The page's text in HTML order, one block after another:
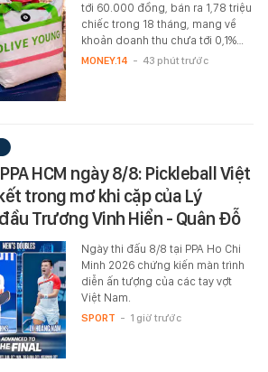
tới 60.000 đồng, bán ra 1,78 triệu
chiếc trong 18 tháng, mang về
khoản doanh thu chưa tới 0,1%…
MONEY.14 - 43 phút trước
HCM ngày 8/8: Pickleball Việt
trong mơ khi cặp của Lý
Trương Vinh Hiển - Quân Đỗ
Ngày thi đấu 8/8 tại PPA Ho Chi
Minh 2026 chứng kiến màn trình
diễn ấn tượng của các tay vợt
Việt Nam.
SPORT - 1 giờ trước